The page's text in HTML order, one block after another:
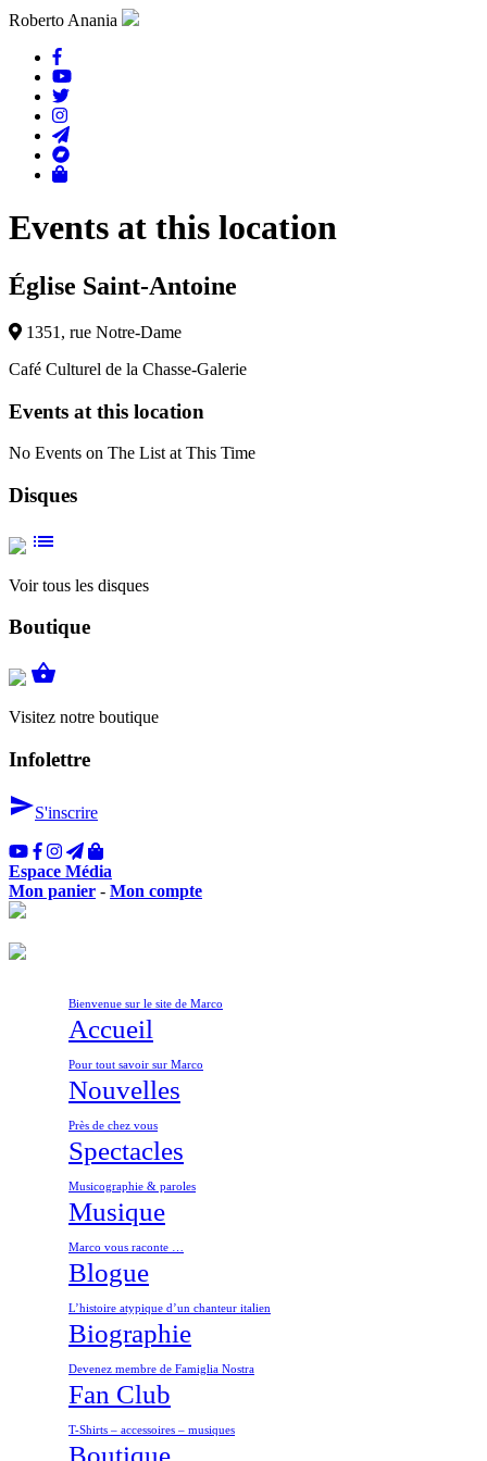
Roberto Anania
Events at this location
Église Saint-Antoine
1351, rue Notre-Dame
Café Culturel de la Chasse-Galerie
Events at this location
No Events on The List at This Time
Disques
list
Voir tous les disques
Boutique
shopping_basket
Visitez notre boutique
Infolettre
sendS'inscrire
Espace Média
Mon panier - Mon compte
Bienvenue sur le site de Marco
Accueil
Pour tout savoir sur Marco
Nouvelles
Près de chez vous
Spectacles
Musicographie & paroles
Musique
Marco vous raconte …
Blogue
L’histoire atypique d’un chanteur italien
Biographie
Devenez membre de Famiglia Nostra
Fan Club
T-Shirts – accessoires – musiques
Boutique